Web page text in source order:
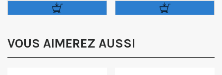
VOUS AIMEREZ AUSSI